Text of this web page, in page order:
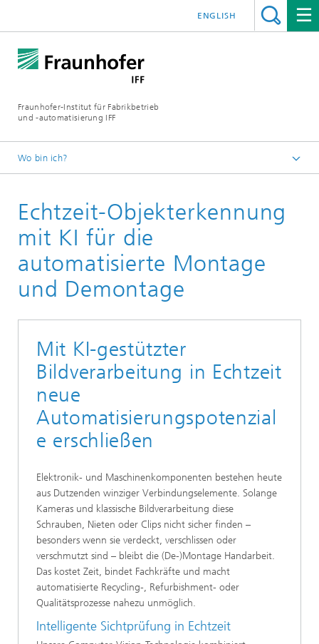
Fraunhofer-Institut für Fabrikbetrieb
und -automatisierung IFF
ENGLISH
Wo bin ich?
Abteilungen
Fertigungsmesstechnik und digitale Assistenzsysteme
Echtzeit-Objekterkennung
mit KI für die
automatisierte Montage
und Demontage
Mit KI-gestützter
Bildverarbeitung in Echtzeit
neue
Automatisierungspotenzial
e erschließen
Elektronik- und Maschinenkomponenten bestehen heute
aus Dutzenden winziger Verbindungselemente. Solange
Kameras und klassische Bildverarbeitung diese
Schrauben, Nieten oder Clips nicht sicher finden –
besonders wenn sie verdeckt, verschlissen oder
verschmutzt sind – bleibt die (De-)Montage Handarbeit.
Das kostet Zeit, bindet Fachkräfte und macht
automatisierte Recycling-, Refurbishment- oder
Qualitätsprozesse nahezu unmöglich.
Intelligente Sichtprüfung in Echtzeit